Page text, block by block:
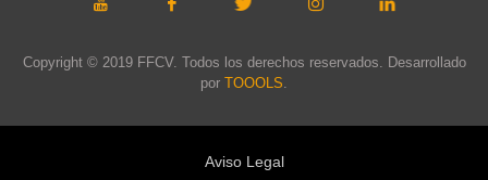
Copyright © 2019 FFCV. Todos los derechos reservados. Desarrollado
por TOOOLS.
Aviso Legal